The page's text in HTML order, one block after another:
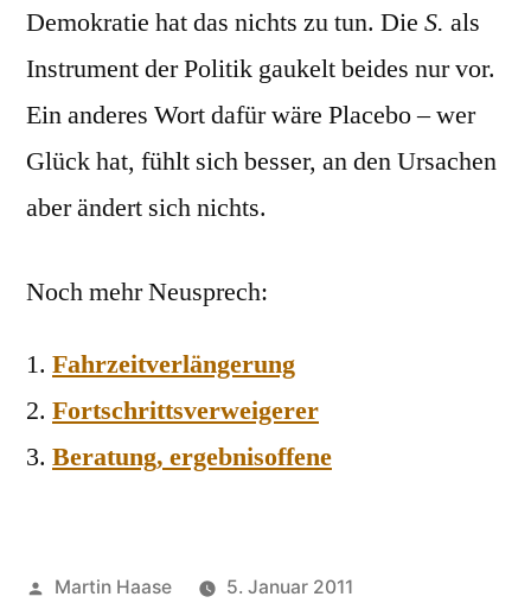
Demokratie hat das nichts zu tun. Die S. als
Instrument der Politik gaukelt beides nur vor.
Ein anderes Wort dafür wäre Placebo – wer
Glück hat, fühlt sich besser, an den Ursachen
aber ändert sich nichts.
Noch mehr Neusprech:
Fahrzeitverlängerung
Fortschrittsverweigerer
Beratung, ergebnisoffene
Veröffentlicht
Martin Haase
5. Januar 2011